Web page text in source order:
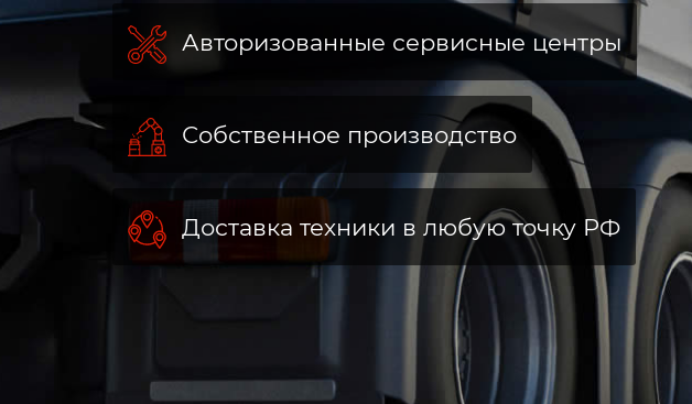
Авторизованные сервисные центры
Собственное производство
Доставка техники в любую точку РФ